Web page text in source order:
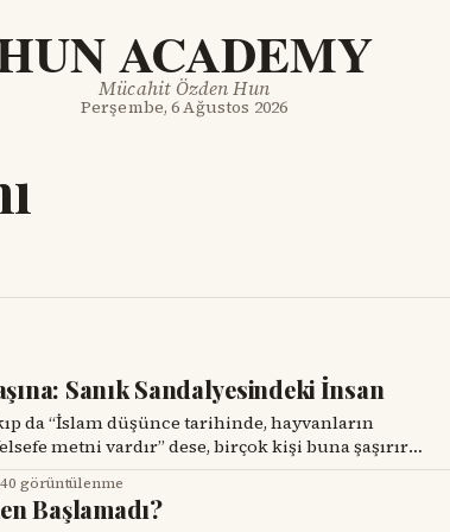
ACADEMY
Mücahit Özden Hun
Perşembe, 6 Ağustos 2026
Sanık Sandalyesindeki İnsan
metni vardır” dese, birçok kişi buna şaşırır.
İhvân-ı Safâ adıyla bilinen gizemli bir düşünce
görüntülenme
Başlamadı?